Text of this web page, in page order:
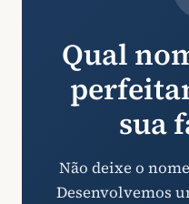
Qual
sua
Não deixe o
Desenvolvemos